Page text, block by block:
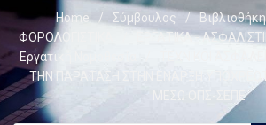
Home / Σύμβουλος /
ΦΟΡΟΛΟΓΙΣΤΙΚΑ
ΕΡΓΑΤΙΚΑ -
Εργατική Νομοθεσία
ΤΕΧΝΙΚΟΙ
ΤΗΝ ΠΑΡΑΤΑΣΗ ΣΤΗΝ ΕΝΑΡΞΗ
ΜΕΣΩ ΟΠΣ-ΣΕΠΕ